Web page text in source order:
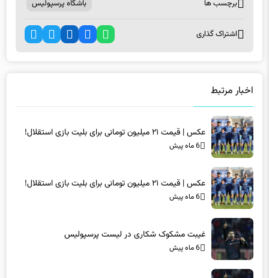
برچسب ها باشگاه پرسپولیس
اشتراک گذاری
اخبار مرتبط
عکس | قیمت ۲۱ میلیون تومانی برای بلیت بازی استقلال!
6 ماه پیش
عکس | قیمت ۲۱ میلیون تومانی برای بلیت بازی استقلال!
6 ماه پیش
غیبت مشکوک شکاری در لیست پرسپولیس
6 ماه پیش